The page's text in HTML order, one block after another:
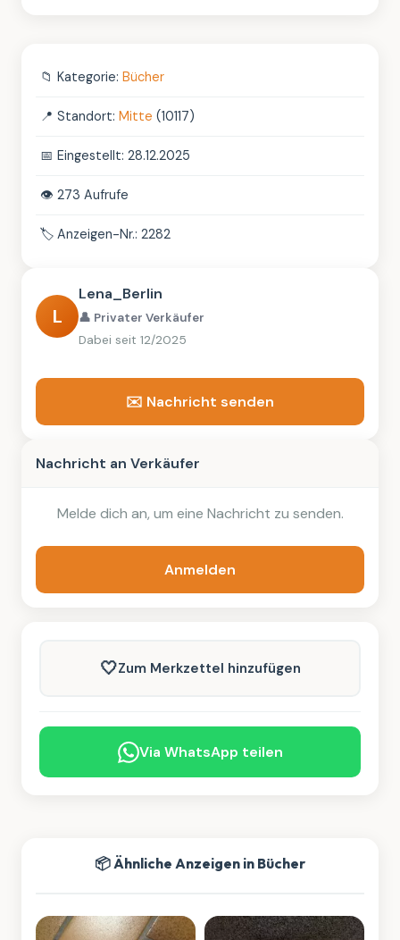
📁 Kategorie: Bücher
📍 Standort: Mitte (10117)
📅 Eingestellt: 28.12.2025
👁️ 273 Aufrufe
🏷️ Anzeigen-Nr.: 2282
L
Lena_Berlin
👤 Privater Verkäufer
Dabei seit 12/2025
✉️ Nachricht senden
Nachricht an Verkäufer
Melde dich an, um eine Nachricht zu senden.
Anmelden
🤍Zum Merkzettel hinzufügen
Via WhatsApp teilen
📦 Ähnliche Anzeigen in Bücher